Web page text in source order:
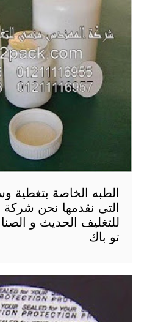
الطبه الخاصة بتغطية
التى نقدمها نحن
للتغليف الحديث و
تو باك